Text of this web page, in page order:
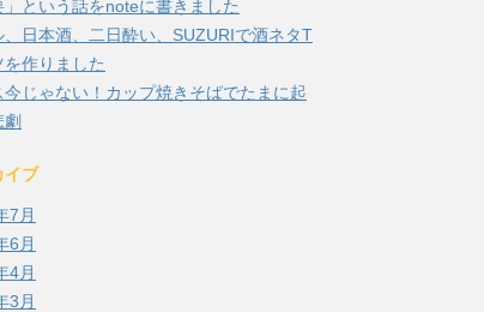
」という話をnoteに書きました
、日本酒、二日酔い、SUZURIで酒ネタT
を作りました
今じゃない！カップ焼きそばでたまに起
イブ
7月
6月
4月
3月